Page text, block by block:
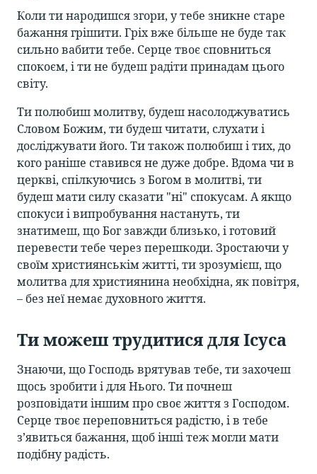
Коли ти народишся згори, у тебе зникне старе
бажання грішити. Гріх вже більше не буде так
сильно вабити тебе. Серце твоє сповниться
спокоєм, і ти не будеш радіти принадам цього
світу.
Ти полюбиш молитву, будеш насолоджуватись
Словом Божим, ти будеш читати, слухати і
досліджувати його. Ти також полюбиш і тих, до
кого раніше ставився не дуже добре. Вдома чи в
церкві, спілкуючись з Богом в молитві, ти
будеш мати силу сказати "ні" спокусам. А якщо
спокуси і випробування настануть, ти
знатимеш, що Бог завжди близько, і готовий
перевести тебе через перешкоди. Зростаючи у
своїм християнськім житті, ти зрозумієш, що
молитва для християнина необхідна, як повітря,
– без неї немає духовного життя.
Ти можеш трудитися для Ісуса
Знаючи, що Господь врятував тебе, ти захочеш
щось зробити і для Нього. Ти почнеш
розповідати іншим про своє життя з Господом.
Серце твоє переповниться радістю, і в тебе
з’явиться бажання, щоб інші теж могли мати
подібну радість.